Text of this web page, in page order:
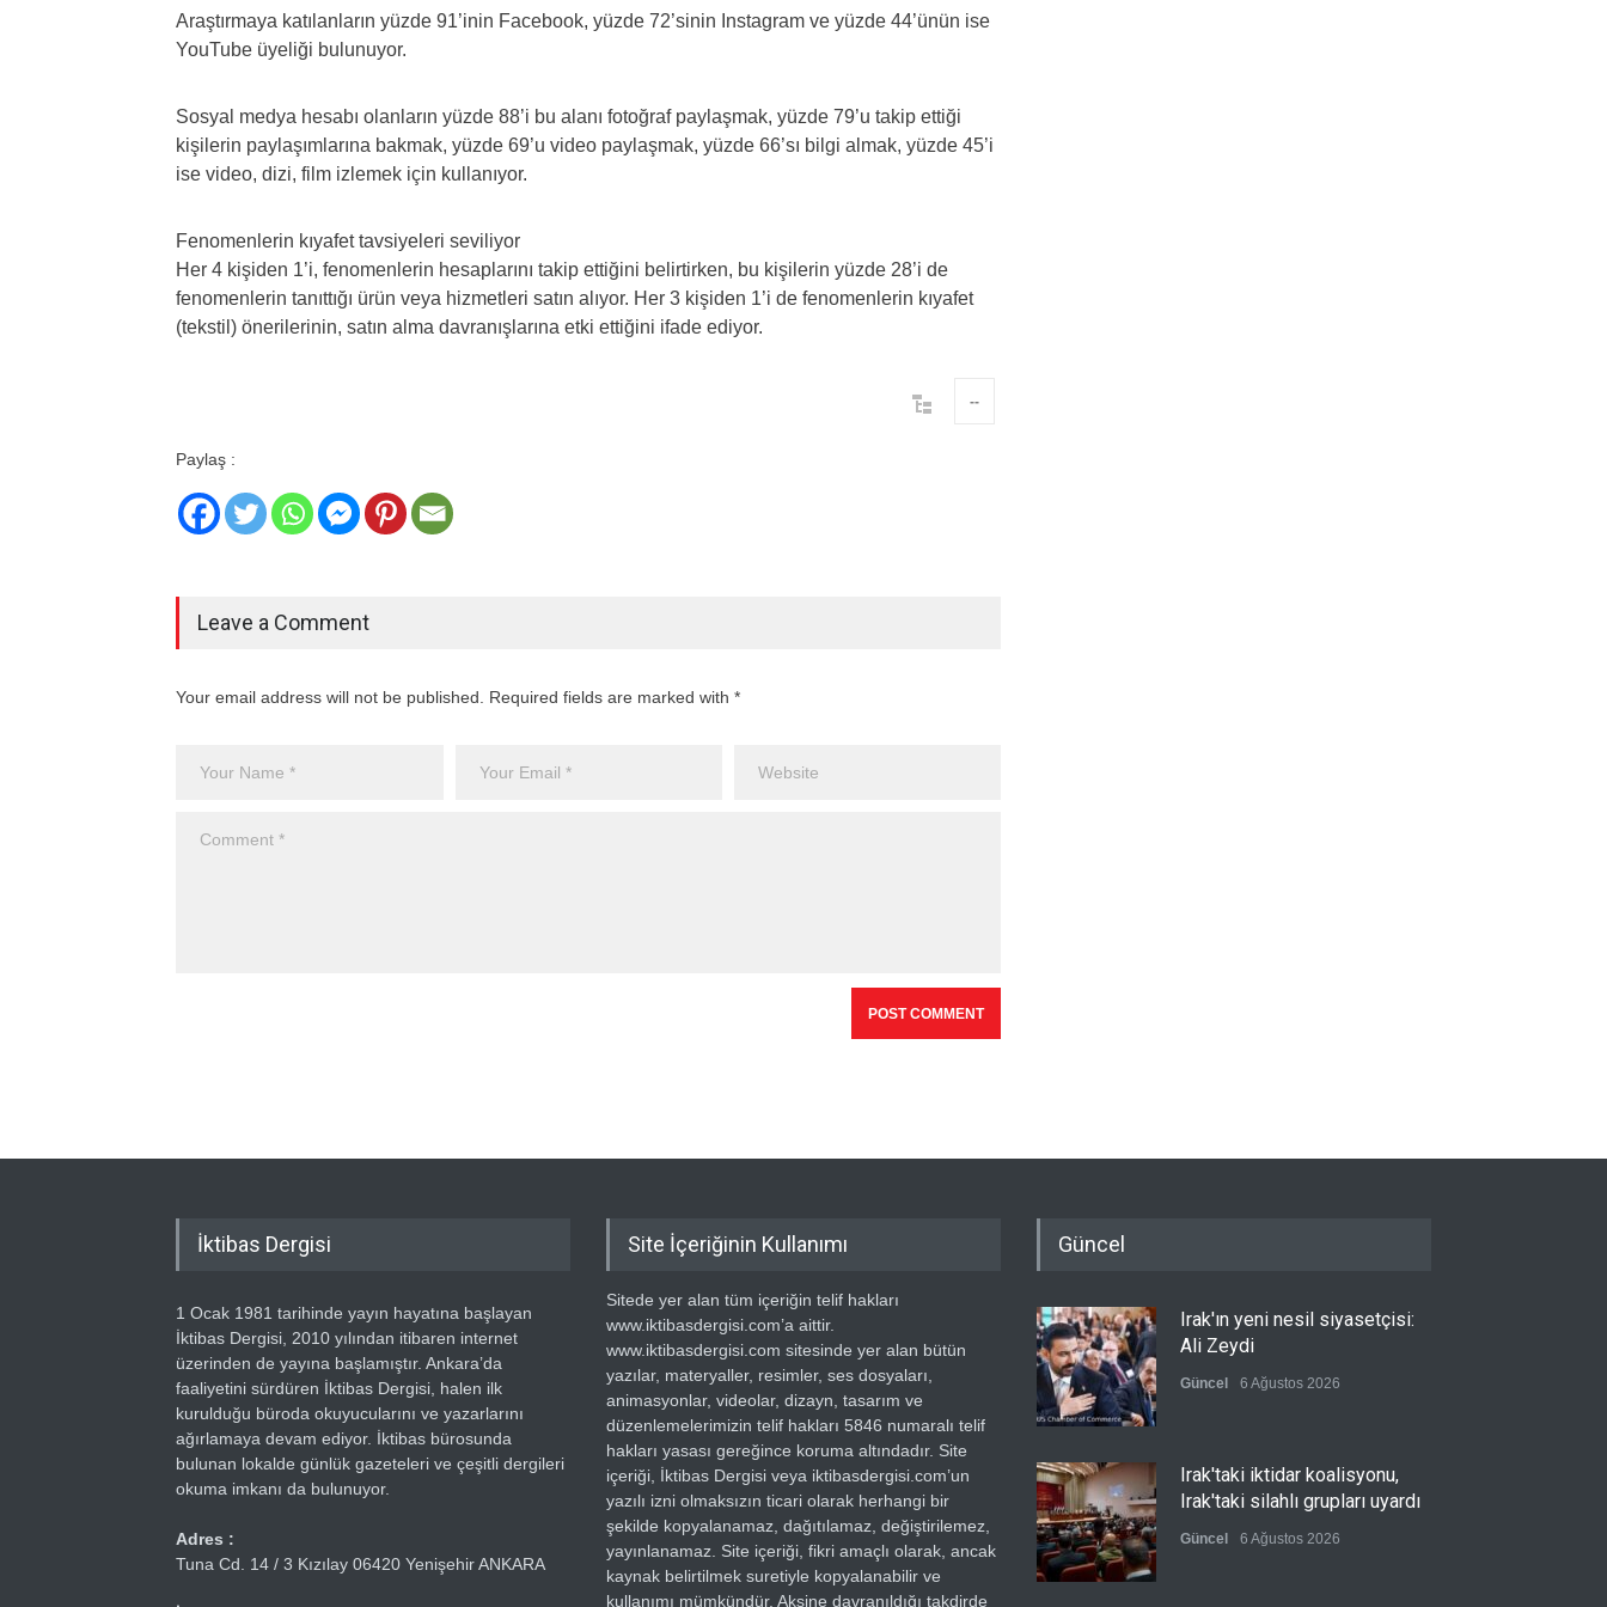
Araştırmaya katılanların yüzde 91’inin Facebook, yüzde 72’sinin Instagram ve yüzde 44’ünün ise
YouTube üyeliği bulunuyor.
Sosyal medya hesabı olanların yüzde 88’i bu alanı fotoğraf paylaşmak, yüzde 79’u takip ettiği
kişilerin paylaşımlarına bakmak, yüzde 69’u video paylaşmak, yüzde 66’sı bilgi almak, yüzde 45’i
ise video, dizi, film izlemek için kullanıyor.
Fenomenlerin kıyafet tavsiyeleri seviliyor
Her 4 kişiden 1’i, fenomenlerin hesaplarını takip ettiğini belirtirken, bu kişilerin yüzde 28’i de
fenomenlerin tanıttığı ürün veya hizmetleri satın alıyor. Her 3 kişiden 1’i de fenomenlerin kıyafet
(tekstil) önerilerinin, satın alma davranışlarına etki ettiğini ifade ediyor.
--
Paylaş :
Leave a Comment
Your email address will not be published. Required fields are marked with *
İktibas Dergisi
1 Ocak 1981 tarihinde yayın hayatına başlayan
İktibas Dergisi, 2010 yılından itibaren internet
üzerinden de yayına başlamıştır. Ankara’da
faaliyetini sürdüren İktibas Dergisi, halen ilk
kurulduğu büroda okuyucularını ve yazarlarını
ağırlamaya devam ediyor. İktibas bürosunda
bulunan lokalde günlük gazeteleri ve çeşitli dergileri
okuma imkanı da bulunuyor.
Adres :
Tuna Cd. 14 / 3 Kızılay 06420 Yenişehir ANKARA
Site İçeriğinin Kullanımı
Sitede yer alan tüm içeriğin telif hakları
www.iktibasdergisi.com’a aittir.
www.iktibasdergisi.com sitesinde yer alan bütün
yazılar, materyaller, resimler, ses dosyaları,
animasyonlar, videolar, dizayn, tasarım ve
düzenlemelerimizin telif hakları 5846 numaralı telif
hakları yasası gereğince koruma altındadır. Site
içeriği, İktibas Dergisi veya iktibasdergisi.com’un
yazılı izni olmaksızın ticari olarak herhangi bir
şekilde kopyalanamaz, dağıtılamaz, değiştirilemez,
yayınlanamaz. Site içeriği, fikri amaçlı olarak, ancak
kaynak belirtilmek suretiyle kopyalanabilir ve
kullanımı mümkündür. Aksine davranıldığı takdirde
Güncel
Irak'ın yeni nesil siyasetçisi:
Ali Zeydi
Güncel 6 Ağustos 2026
Irak'taki iktidar koalisyonu,
Irak'taki silahlı grupları uyardı
Güncel 6 Ağustos 2026